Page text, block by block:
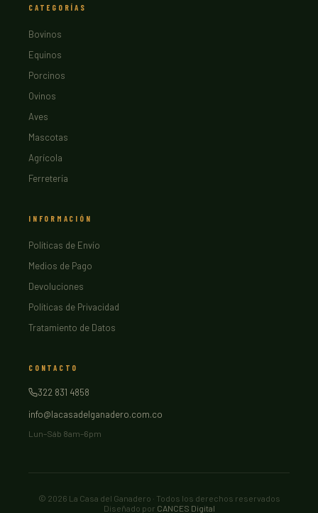
CATEGORÍAS
Bovinos
Equinos
Porcinos
Ovinos
Aves
Mascotas
Agrícola
Ferretería
INFORMACIÓN
Políticas de Envío
Medios de Pago
Devoluciones
Políticas de Privacidad
Tratamiento de Datos
CONTACTO
322 831 4858
info@lacasadelganadero.com.co
Lun–Sáb 8am–6pm
© 2026 La Casa del Ganadero · Todos los derechos reservados
Diseñado por CANCES Digital